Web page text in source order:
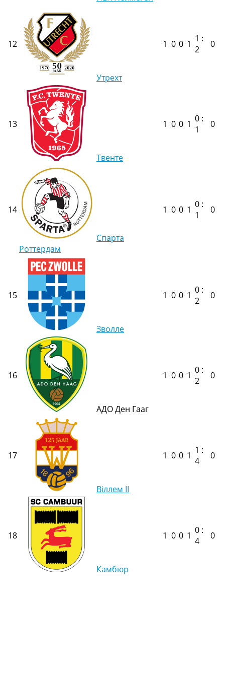
12
Утрехт
1 0 0 1 1 :
2
0
13
Твенте
1 0 0 1 0 :
1
0
14
Спарта
Роттердам
1 0 0 1 0 :
1
0
15
Зволле
1 0 0 1 0 :
2
0
16
АДО Ден Гааг
1 0 0 1 0 :
2
0
17
Віллем II
1 0 0 1 1 :
4
0
18
Камбюр
1 0 0 1 0 :
4
0